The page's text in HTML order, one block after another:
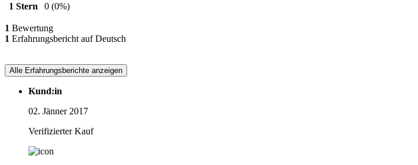
1 Stern
0 (0%)
1 Bewertung
1 Erfahrungsbericht auf Deutsch
Alle Erfahrungsberichte anzeigen
Kund:in
02. Jänner 2017
Verifizierter Kauf